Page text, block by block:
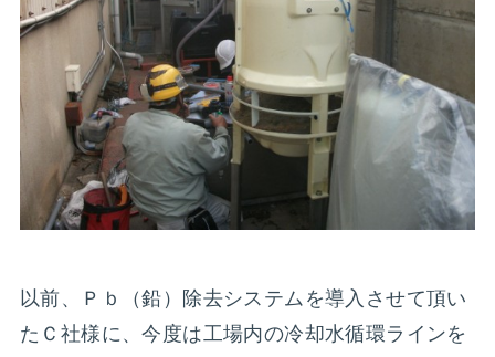
以前、Ｐｂ（鉛）除去システムを導入させて頂い
たＣ社様に、今度は工場内の冷却水循環ラインを